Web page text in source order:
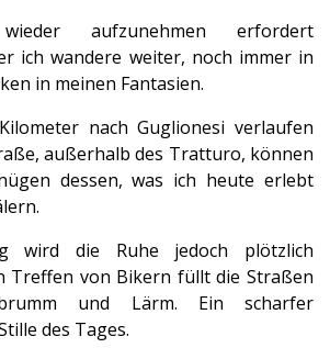
aufzunehmen erfordert
ich wandere weiter, noch immer in
in meinen Fantasien.
nach Guglionesi verlaufen
außerhalb des Tratturo, können
dessen, was ich heute erlebt
wird die Ruhe jedoch plötzlich
Treffen von Bikern füllt die Straßen
und Lärm. Ein scharfer
des Tages.